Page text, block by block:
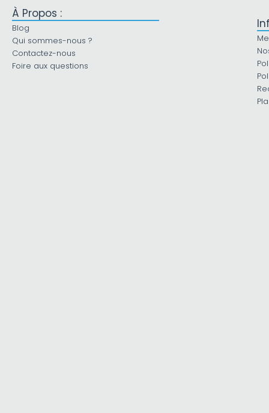
À Propos :
Blog
Qui sommes-nous ?
Contactez-nous
Foire aux questions